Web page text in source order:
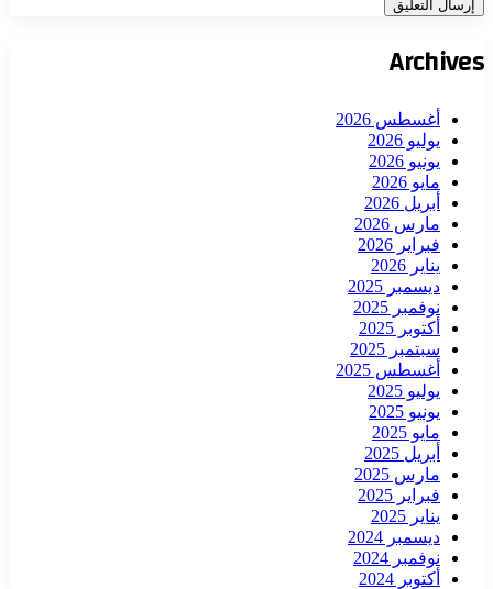
Archives
أغسطس 2026
يوليو 2026
يونيو 2026
مايو 2026
أبريل 2026
مارس 2026
فبراير 2026
يناير 2026
ديسمبر 2025
نوفمبر 2025
أكتوبر 2025
سبتمبر 2025
أغسطس 2025
يوليو 2025
يونيو 2025
مايو 2025
أبريل 2025
مارس 2025
فبراير 2025
يناير 2025
ديسمبر 2024
نوفمبر 2024
أكتوبر 2024